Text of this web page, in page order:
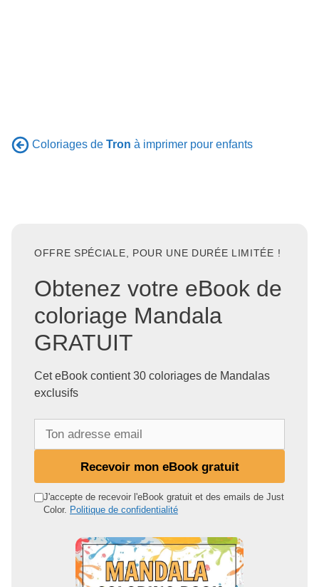
Coloriages de Tron à imprimer pour enfants
OFFRE SPÉCIALE, POUR UNE DURÉE LIMITÉE !
Obtenez votre eBook de
coloriage Mandala
GRATUIT
Cet eBook contient 30 coloriages de Mandalas
exclusifs
d
Recevoir mon eBook gratuit
J'accepte de recevoir l'eBook gratuit et des emails de Just
Color. Politique de confidentialité